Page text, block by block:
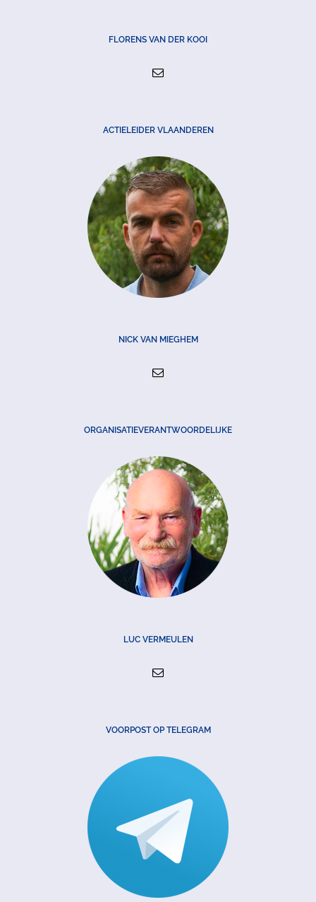
FLORENS VAN DER KOOI
ACTIELEIDER VLAANDEREN
NICK VAN MIEGHEM
ORGANISATIEVERANTWOORDELIJKE
LUC VERMEULEN
VOORPOST OP TELEGRAM